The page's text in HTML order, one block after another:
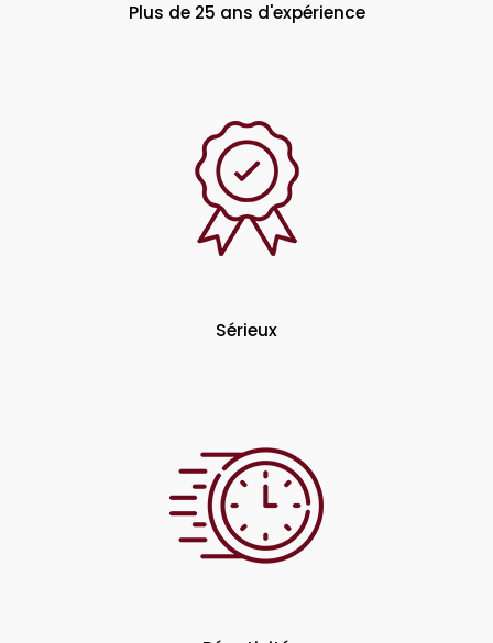
Plus de 25 ans d'expérience
Sérieux